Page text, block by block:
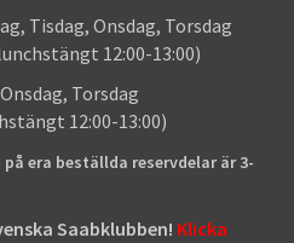
Tisdag, Onsdag, Torsdag
12:00-13:00)
Onsdag, Torsdag
12:00-13:00)
era beställda reservdelar är 3-
Saabklubben! Klicka